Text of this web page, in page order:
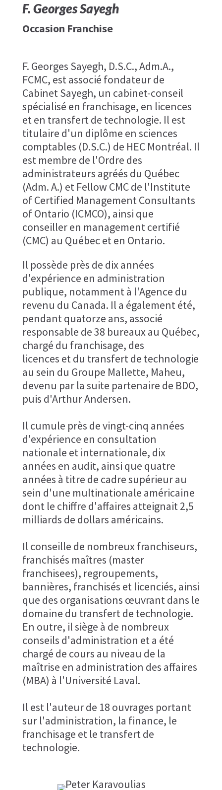
F. Georges Sayegh
Occasion Franchise
F. Georges Sayegh, D.S.C., Adm.A.,
FCMC, est associé fondateur de​
Cabinet Sayegh, un cabinet-conseil
spécialisé en franchisage, en​ licences
et en transfert de technologie. Il est
titulaire d'un​ diplôme en sciences
comptables (D.S.C.) de HEC Montréal. Il
est membre de l'Ordre des
administrateurs agréés du Québec
(Adm. A.) et Fellow CMC de l'Institute
of Certified Management Consultants
of Ontario​ (ICMCO), ainsi que
conseiller en management certifié
(CMC) au Québec​ et en Ontario.
Il possède près de dix années
d'expérience en administration​
publique, notamment à l'Agence du
revenu du Canada. Il a également été,
pendant quatorze ans, associé​
responsable de 38 bureaux au Québec,
chargé du franchisage, des​
licences et du transfert de technologie
au sein du Groupe Mallette,​ Maheu,
devenu par la suite partenaire de BDO,
puis d'Arthur Andersen.​
Il cumule près de vingt-cinq années
d'expérience en consultation​
nationale et internationale, dix
années en audit, ainsi que quatre​
années à titre de cadre supérieur au
sein d'une multinationale​ américaine
dont le chiffre d'affaires atteignait 2,5
milliards de​ dollars américains.​
Il conseille de nombreux franchiseurs,
franchisés maîtres (master​
franchisees), regroupements,
bannières, franchisés et licenciés,​ ainsi
que des organisations œuvrant dans le
domaine du transfert de​ technologie.
En outre, il siège à de nombreux
conseils​ d'administration et a été
chargé de cours au niveau de la
maîtrise​ en administration des affaires
(MBA) à l'Université Laval.​
Il est l'auteur de 18 ouvrages portant
sur l'administration, la​ finance, le
franchisage et le transfert de
technologie.